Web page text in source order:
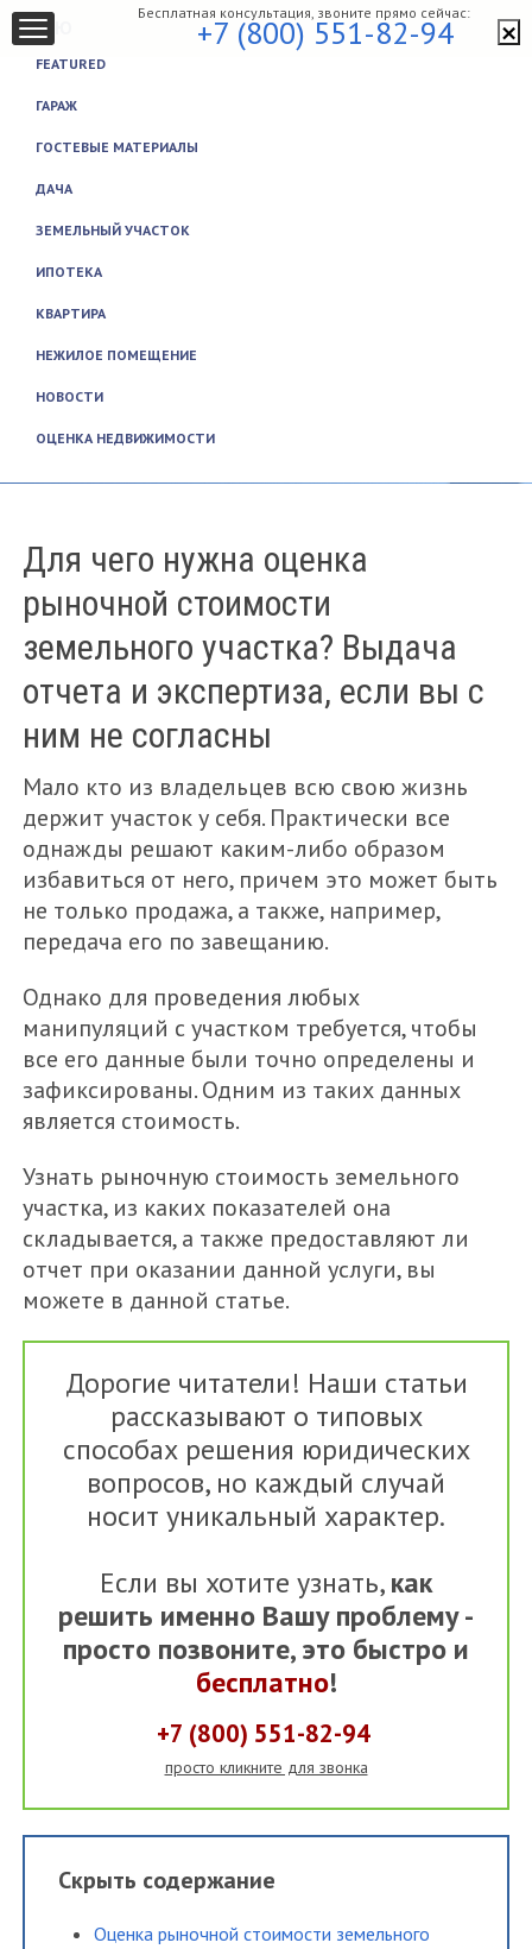
×
МЕНЮ
FEATURED
ГАРАЖ
ГОСТЕВЫЕ МАТЕРИАЛЫ
ДАЧА
ЗЕМЕЛЬНЫЙ УЧАСТОК
ИПОТЕКА
КВАРТИРА
НЕЖИЛОЕ ПОМЕЩЕНИЕ
НОВОСТИ
ОЦЕНКА НЕДВИЖИМОСТИ
Бесплатная консультация, звоните прямо сейчас:
+7 (800) 551-82-94
МЕНЮ
ЗЕМЕЛЬНЫЙ УЧАСТОК
ИПОТЕКА
КВАРТИРА
ОЦЕНКА НЕДВИЖИМОСТИ
Для чего нужна оценка
рыночной стоимости
земельного участка? Выдача
отчета и экспертиза, если вы с
ним не согласны
Мало кто из владельцев всю свою жизнь
держит участок у себя. Практически все
однажды решают каким-либо образом
избавиться от него, причем это может быть
не только продажа, а также, например,
передача его по завещанию.
Однако для проведения любых
манипуляций с участком требуется, чтобы
все его данные были точно определены и
зафиксированы. Одним из таких данных
является стоимость.
Узнать рыночную стоимость земельного
участка, из каких показателей она
складывается, а также предоставляют ли
отчет при оказании данной услуги, вы
можете в данной статье.
Дорогие читатели! Наши статьи
рассказывают о типовых
способах решения юридических
вопросов, но каждый случай
носит уникальный характер.
Если вы хотите узнать,как
решить именно Вашу проблему -
просто позвоните, это быстро и
бесплатно!
+7 (800) 551-82-94
просто кликните для звонка
Скрыть содержание
Оценка рыночной стоимости земельного